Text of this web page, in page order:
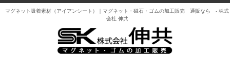
マグネット吸着素材（アイアンシート）｜マグネット・磁石・ゴムの加工販売 通販なら - 株式
会社 伸共